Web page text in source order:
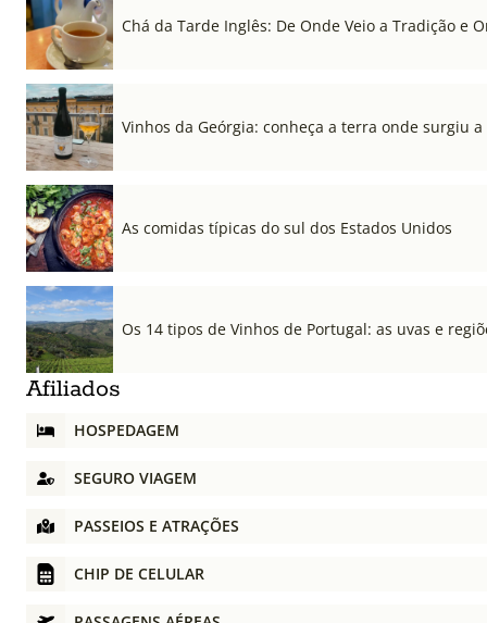
Chá da Tarde Inglês: De Onde Veio a Tradição e
Vinhos da Geórgia: conheça a terra onde surgiu
As comidas típicas do sul dos Estados Unidos
Os 14 tipos de Vinhos de Portugal: as uvas e
Afiliados
HOSPEDAGEM
SEGURO VIAGEM
PASSEIOS E ATRAÇÕES
CHIP DE CELULAR